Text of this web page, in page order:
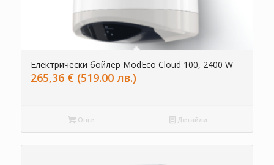
Електрически бойлер ModEco Cloud 100, 2400 W
265,36 € (519.00 лв.)
Още Детайли